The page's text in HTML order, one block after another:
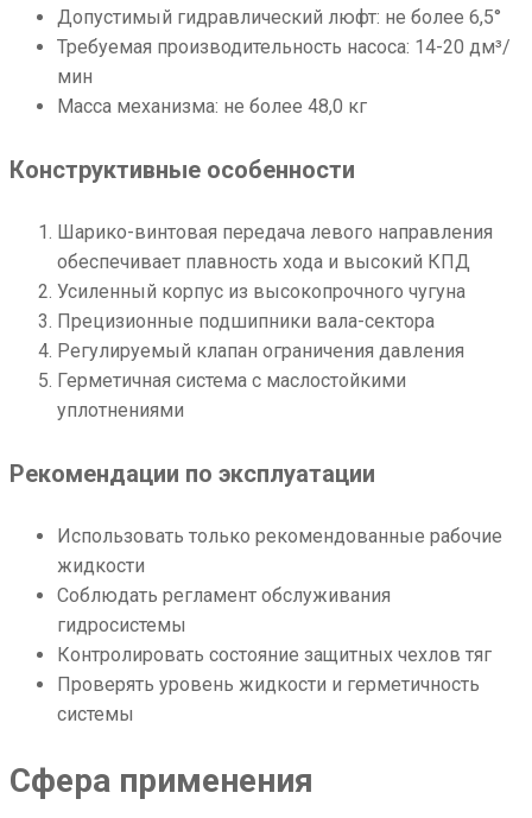
Допустимый гидравлический люфт: не более 6,5°
Требуемая производительность насоса: 14-20 дм³/
мин
Масса механизма: не более 48,0 кг
Конструктивные особенности
Шарико-винтовая передача левого направления
обеспечивает плавность хода и высокий КПД
Усиленный корпус из высокопрочного чугуна
Прецизионные подшипники вала-сектора
Регулируемый клапан ограничения давления
Герметичная система с маслостойкими
уплотнениями
Рекомендации по эксплуатации
Использовать только рекомендованные рабочие
жидкости
Соблюдать регламент обслуживания
гидросистемы
Контролировать состояние защитных чехлов тяг
Проверять уровень жидкости и герметичность
системы
Сфера применения